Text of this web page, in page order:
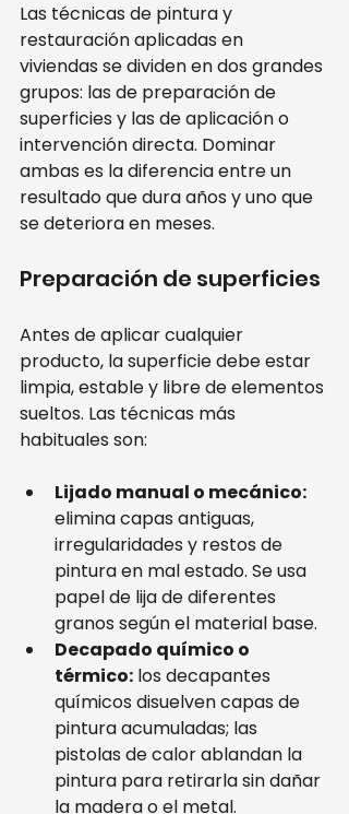
Las técnicas de pintura y
restauración aplicadas en
viviendas se dividen en dos grandes
grupos: las de preparación de
superficies y las de aplicación o
intervención directa. Dominar
ambas es la diferencia entre un
resultado que dura años y uno que
se deteriora en meses.
Preparación de superficies
Antes de aplicar cualquier
producto, la superficie debe estar
limpia, estable y libre de elementos
sueltos. Las técnicas más
habituales son:
Lijado manual o mecánico:
elimina capas antiguas,
irregularidades y restos de
pintura en mal estado. Se usa
papel de lija de diferentes
granos según el material base.
Decapado químico o
térmico: los decapantes
químicos disuelven capas de
pintura acumuladas; las
pistolas de calor ablandan la
pintura para retirarla sin dañar
la madera o el metal.